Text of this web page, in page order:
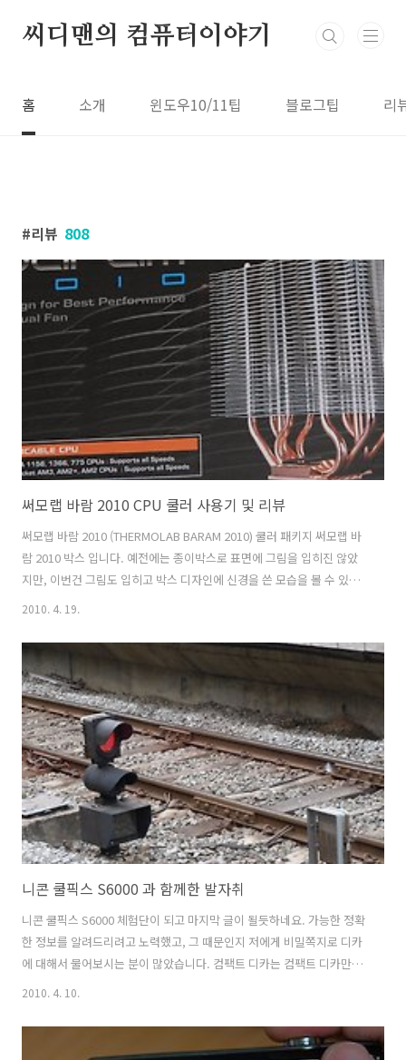
씨디맨의 컴퓨터이야기
홈 소개 윈도우10/11팁 블로그팁 리
리뷰 808
써모랩 바람 2010 CPU 쿨러 사용기 및 리뷰
써모랩 바람 2010 (THERMOLAB BARAM 2010) 쿨러 패키지 써모랩 바
람 2010 박스 입니다. 예전에는 종이박스로 표면에 그림을 입히진 않았
지만, 이번건 그림도 입히고 박스 디자인에 신경을 쓴 모습을 볼 수 있습
니다. 종이 패키지는 제가 개인적으로 좋아하는 패키지 입니다. 제품을
모랩 바람 2010 를 열면 내부에는 설명서가 먼저 보입니다. 써모랩 바람
2010 (THERMOLAB BARAM 2010) 구성품 바람 2010 히트싱크와 메인
보드 뒤에 붙이는 가이드와 설명서 그리고 작은 부품들과 써멀컴파운드
로 구성되어있습니다. 팬은 포함되어있지 않습니다. 이렇게 포함되어있
지 않은 이유는 타워형 쿨러경우 사용자의 쿨러 선택폭..
2010. 4. 19.
니콘 쿨픽스 S6000 과 함께한 발자취
니콘 쿨픽스 S6000 체험단이 되고 마지막 글이 될듯하네요. 가능한 정확
한 정보를 알려드리려고 노력했고, 그 때문인지 저에게 비밀쪽지로 디카
에 대해서 물어보시는 분이 많았습니다. 컴팩트 디카는 컴팩트 디카만의
장점이 있죠. 쉽게 촬영이 가능하고 주위의 시선을 너무 집중시키지 않고
베터리 성능이 오래가서 이부분은 상당히 좋았네요. 단점도 당연히 있긴
합니다. 장점이 있으면 단점도 있는법. 이전글을 참조해주세요 아래글에
2010. 4. 10.